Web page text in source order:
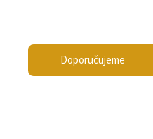
Doporučujeme